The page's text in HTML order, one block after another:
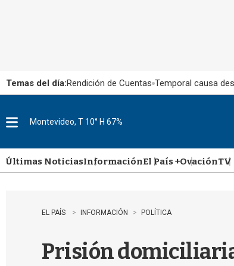
Temas del día:Rendición de Cuentas Temporal causa
u
Montevideo, T 10° H 67%
Últimas NoticiasInformaciónEl País +OvaciónTV
EL PAÍS INFORMACIÓN POLÍTICA
Prisión